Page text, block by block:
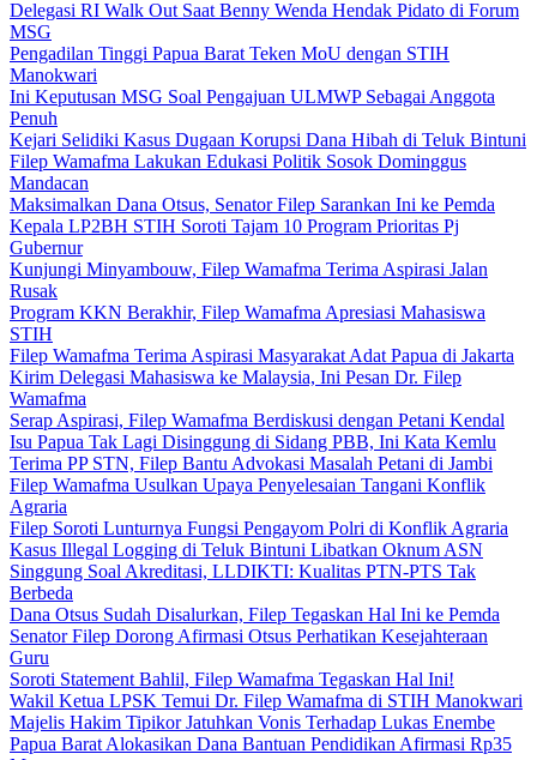
Delegasi RI Walk Out Saat Benny Wenda Hendak Pidato di Forum
MSG
Pengadilan Tinggi Papua Barat Teken MoU dengan STIH
Manokwari
Ini Keputusan MSG Soal Pengajuan ULMWP Sebagai Anggota
Penuh
Kejari Selidiki Kasus Dugaan Korupsi Dana Hibah di Teluk Bintuni
Filep Wamafma Lakukan Edukasi Politik Sosok Dominggus
Mandacan
Maksimalkan Dana Otsus, Senator Filep Sarankan Ini ke Pemda
Kepala LP2BH STIH Soroti Tajam 10 Program Prioritas Pj
Gubernur
Kunjungi Minyambouw, Filep Wamafma Terima Aspirasi Jalan
Rusak
Program KKN Berakhir, Filep Wamafma Apresiasi Mahasiswa
STIH
Filep Wamafma Terima Aspirasi Masyarakat Adat Papua di Jakarta
Kirim Delegasi Mahasiswa ke Malaysia, Ini Pesan Dr. Filep
Wamafma
Serap Aspirasi, Filep Wamafma Berdiskusi dengan Petani Kendal
Isu Papua Tak Lagi Disinggung di Sidang PBB, Ini Kata Kemlu
Terima PP STN, Filep Bantu Advokasi Masalah Petani di Jambi
Filep Wamafma Usulkan Upaya Penyelesaian Tangani Konflik
Agraria
Filep Soroti Lunturnya Fungsi Pengayom Polri di Konflik Agraria
Kasus Illegal Logging di Teluk Bintuni Libatkan Oknum ASN
Singgung Soal Akreditasi, LLDIKTI: Kualitas PTN-PTS Tak
Berbeda
Dana Otsus Sudah Disalurkan, Filep Tegaskan Hal Ini ke Pemda
Senator Filep Dorong Afirmasi Otsus Perhatikan Kesejahteraan
Guru
Soroti Statement Bahlil, Filep Wamafma Tegaskan Hal Ini!
Wakil Ketua LPSK Temui Dr. Filep Wamafma di STIH Manokwari
Majelis Hakim Tipikor Jatuhkan Vonis Terhadap Lukas Enembe
Papua Barat Alokasikan Dana Bantuan Pendidikan Afirmasi Rp35